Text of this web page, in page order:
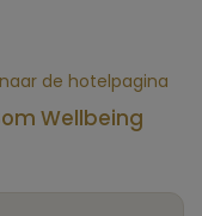
de hotelpagina
Wellbeing